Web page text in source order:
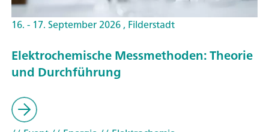
16. - 17. September 2026 , Filderstadt
Elektrochemische Messmethoden: Theorie
und Durchführung